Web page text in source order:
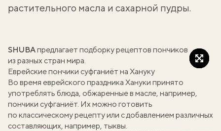
растительного масла и сахарной пудры.
SHUBAпредлагает подборку рецептов пончиков
из разных стран мира.
Еврейские пончики суфганиёт на Хануку
Во время еврейского праздника Хануки принято
употреблять блюда, обжаренные в масле, например,
пончики суфганиёт. Их можно готовить
по классическому рецепту или с добавлением различных
составляющих, например, тыквы.